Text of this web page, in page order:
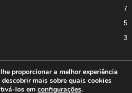
7
5
3
Contato Oficina da Comunicação
proporcionar a melhor experiência
mais sobre quais cookies
los em configurações.